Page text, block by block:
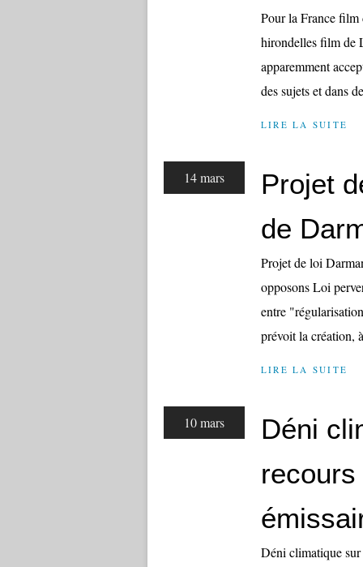
Pour la France
hirondelles film de
apparemment
des sujets et dans
LIRE LA SUITE
14 mars
Projet
de
Projet de loi
opposons Loi
entre
prévoit la création,
LIRE LA SUITE
10 mars
Déni
Déni climatique